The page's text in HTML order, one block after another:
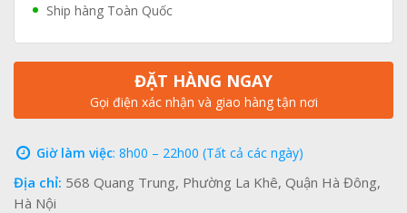
Ship hàng Toàn Quốc
ĐẶT HÀNG NGAY
Gọi điện xác nhận và giao hàng tận nơi
Giờ làm việc: 8h00 – 22h00 (Tất cả các ngày)
Địa chỉ: 568 Quang Trung, Phường La Khê, Quận Hà Đông,
Hà Nội